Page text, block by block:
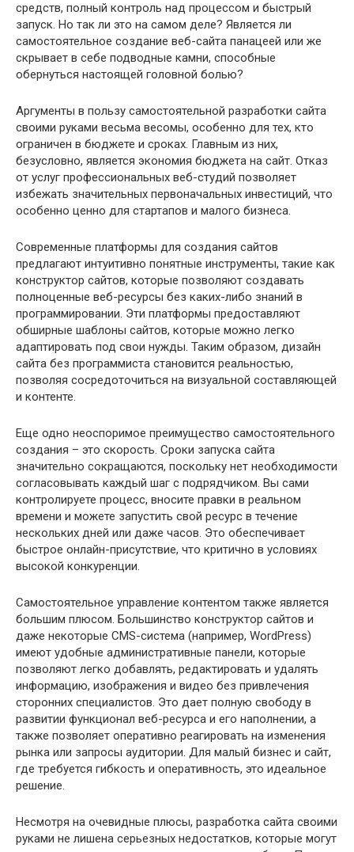
средств, полный контроль над процессом и быстрый
запуск. Но так ли это на самом деле? Является ли
самостоятельное создание веб-сайта панацеей или же
скрывает в себе подводные камни, способные
обернуться настоящей головной болью?
Аргументы в пользу самостоятельной разработки сайта
своими руками весьма весомы, особенно для тех, кто
ограничен в бюджете и сроках. Главным из них,
безусловно, является экономия бюджета на сайт. Отказ
от услуг профессиональных веб-студий позволяет
избежать значительных первоначальных инвестиций, что
особенно ценно для стартапов и малого бизнеса.
Современные платформы для создания сайтов
предлагают интуитивно понятные инструменты, такие как
конструктор сайтов, которые позволяют создавать
полноценные веб-ресурсы без каких-либо знаний в
программировании. Эти платформы предоставляют
обширные шаблоны сайтов, которые можно легко
адаптировать под свои нужды. Таким образом, дизайн
сайта без программиста становится реальностью,
позволяя сосредоточиться на визуальной составляющей
и контенте.
Еще одно неоспоримое преимущество самостоятельного
создания – это скорость. Сроки запуска сайта
значительно сокращаются, поскольку нет необходимости
согласовывать каждый шаг с подрядчиком. Вы сами
контролируете процесс, вносите правки в реальном
времени и можете запустить свой ресурс в течение
нескольких дней или даже часов. Это обеспечивает
быстрое онлайн-присутствие, что критично в условиях
высокой конкуренции.
Самостоятельное управление контентом также является
большим плюсом. Большинство конструктор сайтов и
даже некоторые CMS-система (например, WordPress)
имеют удобные административные панели, которые
позволяют легко добавлять, редактировать и удалять
информацию, изображения и видео без привлечения
сторонних специалистов. Это дает полную свободу в
развитии функционал веб-ресурса и его наполнении, а
также позволяет оперативно реагировать на изменения
рынка или запросы аудитории. Для малый бизнес и сайт,
где требуется гибкость и оперативность, это идеальное
решение.
Несмотря на очевидные плюсы, разработка сайта своими
руками не лишена серьезных недостатков, которые могут